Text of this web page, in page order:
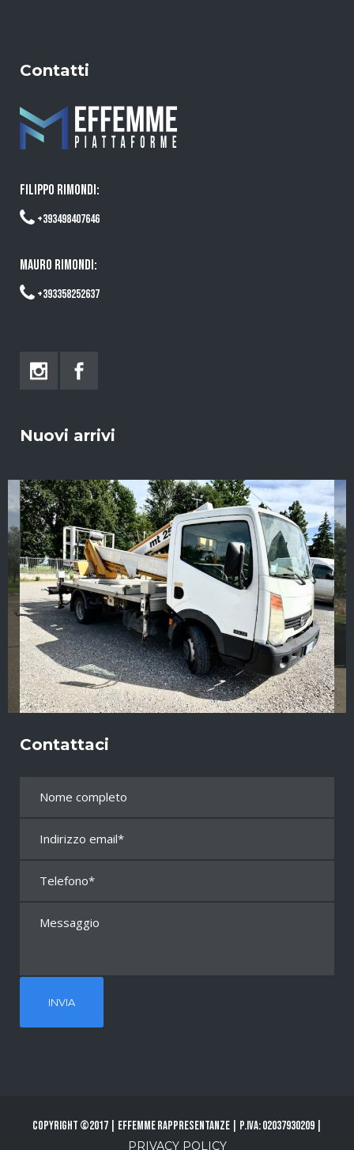
Contatti
FILIPPO RIMONDI:
+393498407646
MAURO RIMONDI:
+393358252637
Nuovi arrivi
Contattaci
Copyright ©2017 | Effemme Rappresentanze | P.Iva: 02037930209 |
PRIVACY POLICY